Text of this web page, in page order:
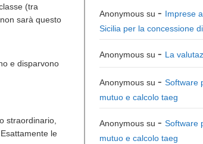
(tra
sarà questo
e disparvono
straordinario,
le
Anonymoussu
Imprese
Sicilia per la concessione
Anonymoussu La
Anonymoussu
Software
mutuo e calcolo taeg
Anonymoussu
Software
mutuo e calcolo taeg